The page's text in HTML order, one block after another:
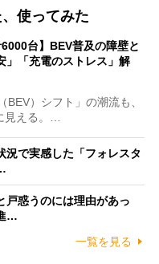
使ってみた
6000台】BEV普及の障壁と
」「充電のストレス」解
）シフト」の潮流も、
見える。…
況で実感した「フォレスタ
戸惑うのには理由があっ
…
一覧を見る